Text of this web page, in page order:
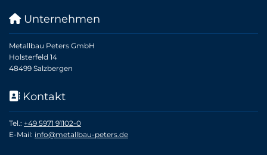
Unternehmen
Metallbau Peters GmbH
Holsterfeld 14
48499 Salzbergen
 Kontakt
Tel.: +49 5971 91102-0
E-Mail: info@metallbau-peters.de